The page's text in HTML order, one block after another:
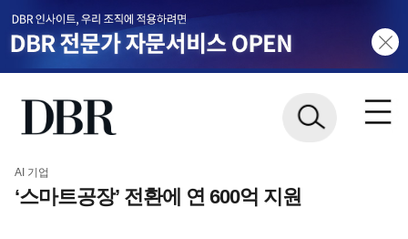
AI 기업
‘스마트공장’ 전환에 연 600억 지원